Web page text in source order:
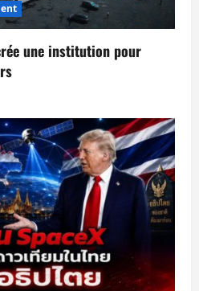
une institution pour